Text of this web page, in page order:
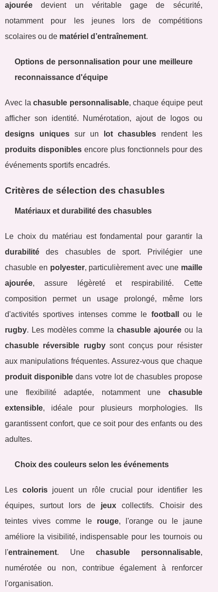
ajourée devient un véritable gage de sécurité,
notamment pour les jeunes lors de compétitions
scolaires ou de matériel d’entraînement.
Options de personnalisation pour une meilleure
reconnaissance d'équipe
Avec lachasuble personnalisable, chaque équipe peut
afficher son identité. Numérotation, ajout de logos ou
designs uniquessur un lot chasublesrendent les
produits disponiblesencore plus fonctionnels pour des
événements sportifs encadrés.
Critères de sélection des chasubles
Matériaux et durabilité des chasubles
Le choix du matériau est fondamental pour garantir la
durabilité des chasubles de sport. Privilégier une
chasuble en polyester, particulièrement avec une maille
ajourée, assure légèreté et respirabilité. Cette
composition permet un usage prolongé, même lors
d'activités sportives intenses comme le football
ou le
rugby. Les modèles comme lachasuble ajouréeou la
chasuble réversible rugbysont conçus pour résister
aux manipulations fréquentes. Assurez-vous que chaque
produit disponibledans votre lot de chasubles propose
une flexibilité adaptée, notamment une chasuble
extensible, idéale pour plusieurs morphologies. Ils
garantissent confort, que ce soit pour des enfants ou des
adultes.
Choix des couleurs selon les événements
Les colorisjouent un rôle crucial pour identifier les
équipes, surtout lors de jeux collectifs. Choisir des
teintes vives comme le rouge, l'orange ou le jaune
améliore la visibilité, indispensable pour les tournois ou
l'entrainement. Une chasuble personnalisable,
numérotée ou non, contribue également à renforcer
l'organisation.